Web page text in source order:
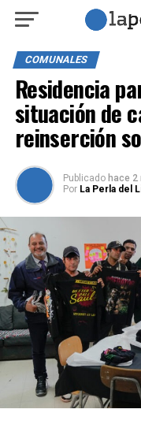
COMUNALES
Residencia
situación de
reinserción
Publicado hace 2
Por La Perla del